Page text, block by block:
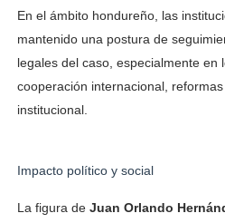
En el ámbito hondureño, las
mantenido una postura de
legales del caso, especialmente en
cooperación internacional,
institucional.
Impacto político y social
La figura de Juan Orlando